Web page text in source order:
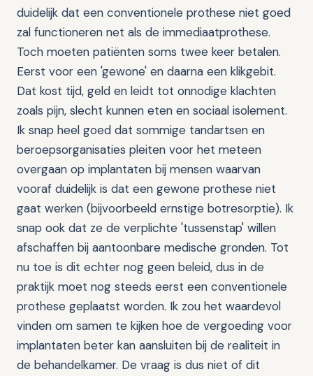
duidelijk dat een conventionele prothese niet goed
zal functioneren net als de immediaatprothese.
Toch moeten patiënten soms twee keer betalen.
Eerst voor een 'gewone' en daarna een klikgebit.
Dat kost tijd, geld en leidt tot onnodige klachten
zoals pijn, slecht kunnen eten en sociaal isolement.
Ik snap heel goed dat sommige tandartsen en
beroepsorganisaties pleiten voor het meteen
overgaan op implantaten bij mensen waarvan
vooraf duidelijk is dat een gewone prothese niet
gaat werken (bijvoorbeeld ernstige botresorptie). Ik
snap ook dat ze de verplichte 'tussenstap' willen
afschaffen bij aantoonbare medische gronden. Tot
nu toe is dit echter nog geen beleid, dus in de
praktijk moet nog steeds eerst een conventionele
prothese geplaatst worden. Ik zou het waardevol
vinden om samen te kijken hoe de vergoeding voor
implantaten beter kan aansluiten bij de realiteit in
de behandelkamer. De vraag is dus niet of dit